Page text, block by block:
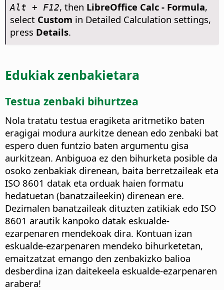
Alt + F12, then LibreOffice Calc - Formula,
select Custom in Detailed Calculation settings,
press Details.
Edukiak zenbakietara
Testua zenbaki bihurtzea
Nola tratatu testua eragiketa aritmetiko baten
eragigai modura aurkitze denean edo zenbaki bat
espero duen funtzio baten argumentu gisa
aurkitzean. Anbiguoa ez den bihurketa posible da
osoko zenbakiak direnean, baita berretzaileak eta
ISO 8601 datak eta orduak haien formatu
hedatuetan (banatzaileekin) direnean ere.
Dezimalen banatzaileak dituzten zatikiak edo ISO
8601 arautik kanpoko datak eskualde-
ezarpenaren mendekoak dira. Kontuan izan
eskualde-ezarpenaren mendeko bihurketetan,
emaitzatzat emango den zenbakizko balioa
desberdina izan daitekeela eskualde-ezarpenaren
arabera!